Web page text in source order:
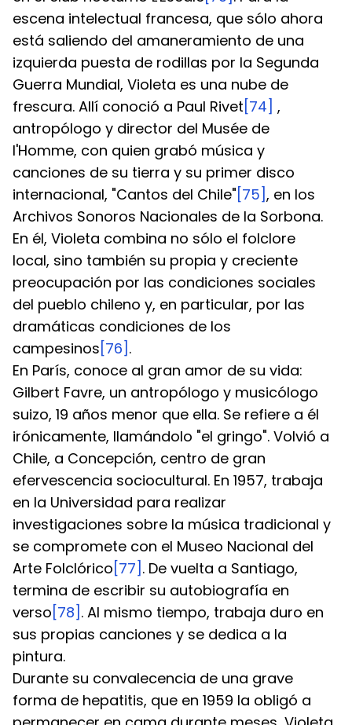
escena intelectual francesa, que sólo ahora
está saliendo del amaneramiento de una
izquierda puesta de rodillas por la Segunda
Guerra Mundial, Violeta es una nube de
frescura. Allí conoció a Paul Rivet [74] ,
antropólogo y director del Musée de
l'Homme, con quien grabó música y
canciones de su tierra y su primer disco
internacional, "Cantos del Chile" [75], en los
Archivos Sonoros Nacionales de la Sorbona.
En él, Violeta combina no sólo el folclore
local, sino también su propia y creciente
preocupación por las condiciones sociales
del pueblo chileno y, en particular, por las
dramáticas condiciones de los
campesinos [76] .
En París, conoce al gran amor de su vida:
Gilbert Favre, un antropólogo y musicólogo
suizo, 19 años menor que ella. Se refiere a él
irónicamente, llamándolo "el gringo". Volvió a
Chile, a Concepción, centro de gran
efervescencia sociocultural. En 1957, trabaja
en la Universidad para realizar
investigaciones sobre la música tradicional y
se compromete con el Museo Nacional del
Arte Folclórico [77] . De vuelta a Santiago,
termina de escribir su autobiografía en
verso [78] . Al mismo tiempo, trabaja duro en
sus propias canciones y se dedica a la
pintura.
Durante su convalecencia de una grave
forma de hepatitis, que en 1959 la obligó a